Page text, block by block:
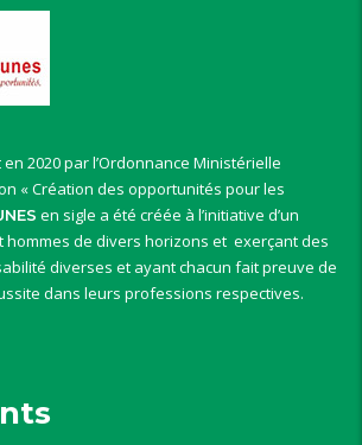
2020 par l’Ordonnance Ministérielle
« Création des opportunités pour les
en sigle a été créée à l’initiative d’un
hommes de divers horizons et exerçant des
diverses et ayant chacun fait preuve de
dans leurs professions respectives.